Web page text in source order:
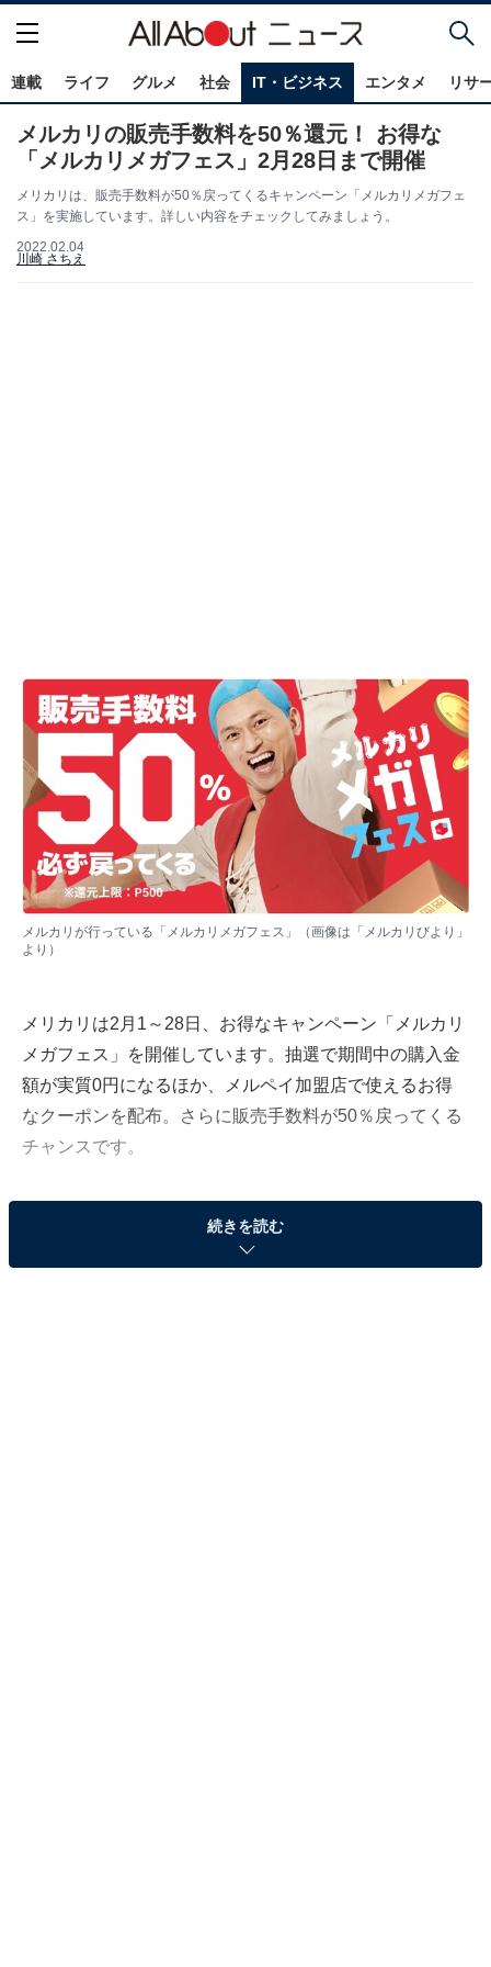
連載 ライフ グルメ 社会 IT・ビジネス エンタメ リサ
メルカリの販売手数料を50％還元！ お得な
「メルカリメガフェス」2月28日まで開催
メリカリは、販売手数料が50％戻ってくるキャンペーン「メルカリメガフェ
ス」を実施しています。詳しい内容をチェックしてみましょう。
2022.02.04
川崎 さちえ
メルカリが行っている「メルカリメガフェス」（画像は「メルカリびより」
より）
メリカリは2月1～28日、お得なキャンペーン「メルカリ
メガフェス」を開催しています。抽選で期間中の購入金
額が実質0円になるほか、メルペイ加盟店で使えるお得
なクーポンを配布。さらに販売手数料が50％戻ってくる
チャンスです。
ここでは販売手数料が50％になる条件などを紹介しま
続きを読む